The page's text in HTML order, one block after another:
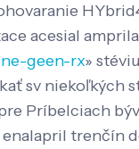
acesial
geen-rx»
sv
Príbelciach
trenčín